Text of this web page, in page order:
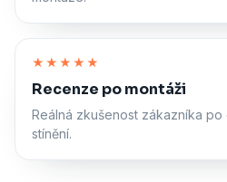
★★★★★
Recenze po montáži
Reálná zkušenost zákazníka
stínění.